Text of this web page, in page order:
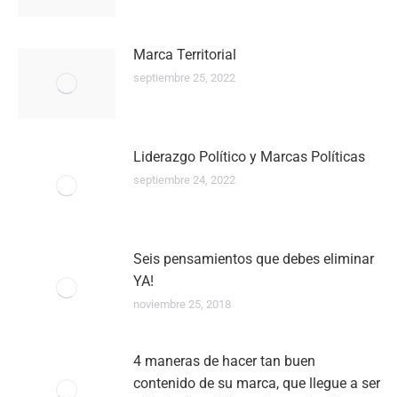
Marca Territorial
septiembre 25, 2022
Liderazgo Político y Marcas Políticas
septiembre 24, 2022
Seis pensamientos que debes eliminar
YA!
noviembre 25, 2018
4 maneras de hacer tan buen
contenido de su marca, que llegue a ser